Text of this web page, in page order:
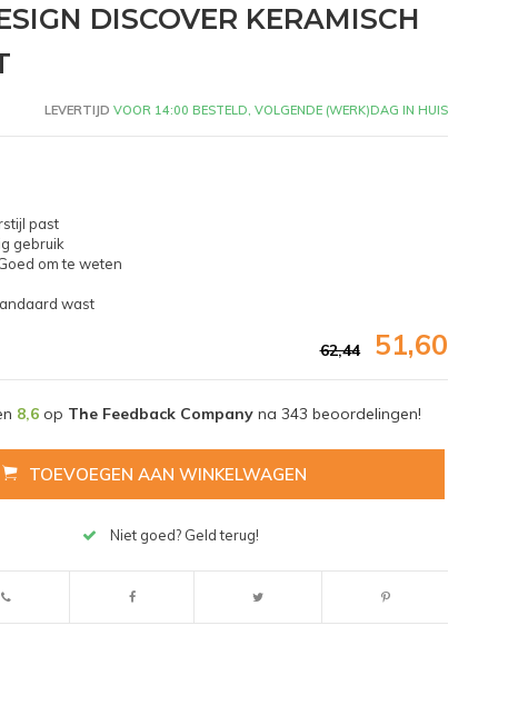
Afbeelding vergroten
DISCOVER KERAMISCH
LEVERTIJD VOOR 14:00 BESTELD, VOLGENDE (WERK)DAG IN HUIS
past
gebruik
om te weten
wast
62,44 51,60
8,6op The Feedback Companyna 343 beoordelingen!
TOEVOEGEN AAN WINKELWAGEN
Niet goed? Geld terug!